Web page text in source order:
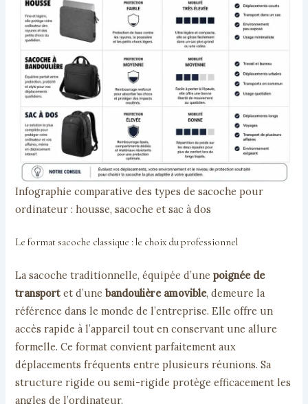
Infographie comparative des types de sacoche pour
ordinateur : housse, sacoche et sac à dos
Le format sacoche classique : le choix du professionnel
La sacoche traditionnelle, équipée d’unepoignée de
transport et d’unebandoulière amovible, demeure la
référence dans le monde de l’entreprise. Elle offre un
accès rapide à l’appareil tout en conservant une allure
formelle. Ce format convient parfaitement aux
déplacements fréquents entre plusieurs réunions. Sa
structure rigide ou semi-rigide protège efficacement les
angles de l’ordinateur.